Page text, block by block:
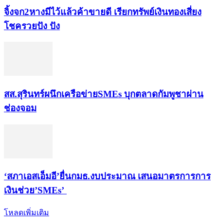
จิ้งจก​2​หาง​มีไว้แล้ว​ค้าขาย​ดี​ เรียก​ทรัพย์เงินทอง​เสี่ยง
โชค​รวยปัง​ ปัง​
สส.สุรินทร์ผนึกเครือข่ายSMEs บุกตลาดกัมพูชาผ่าน
ช่องจอม
‘สภาเอสเอ็มอี’ยื่นกมธ.งบประมาณ เสนอมาตรการการ
เงินช่วย’SMEs’
โหลดเพิ่มเติม